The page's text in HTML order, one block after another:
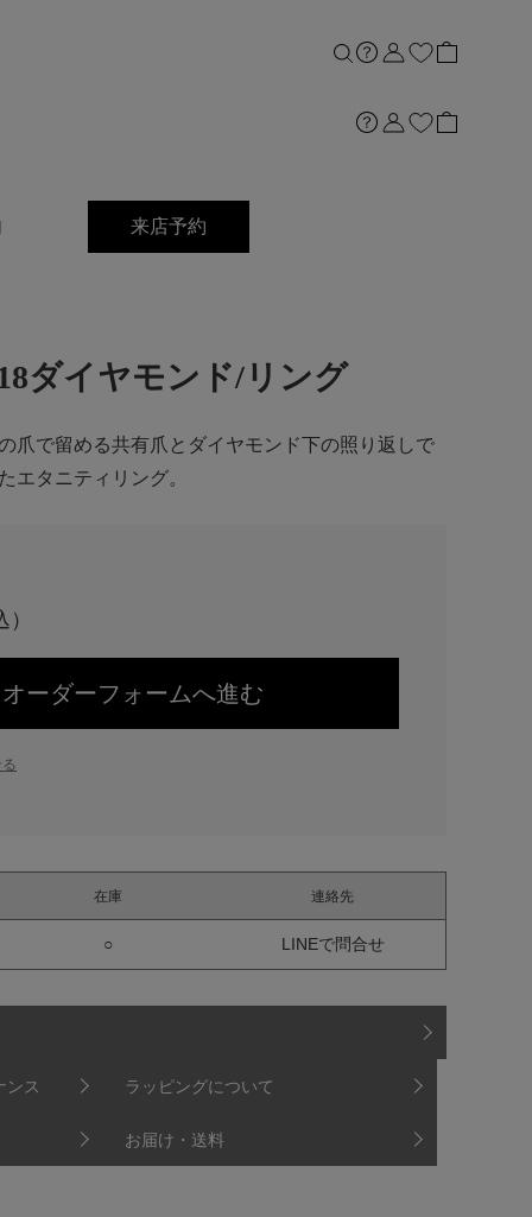
来店予約
ダイヤモンド/リング
爪で留める共有爪とダイヤモンド下の照り返しで
エタニティリング。
オーダーフォームへ進む
在庫 連絡先
○ LINEで問合せ
ンス ラッピングについて
お届け・送料